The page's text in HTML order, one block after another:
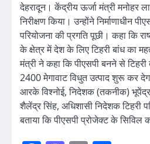
देहरादून। केंद्रीय ऊर्जा मंत्री मनोहर
निरीक्षण किया। उन्होंने निर्माणाधीन
परियोजना की प्रगति पूछी। कहा कि
के क्षेत्र में देश के लिए टिहरी बांध का
मंत्री ने कहा कि पीएसपी बनने से टिहरी
2400 मेगावाट विधुत उत्पाद शुरू कर
आरके विश्नोई, निदेशक (तकनीक) भूपेंद्र
शैलेंद्र सिंह, अधिशासी निदेशक टिहरी
बताया कि पीएसपी प्रोजेक्ट के सिविल